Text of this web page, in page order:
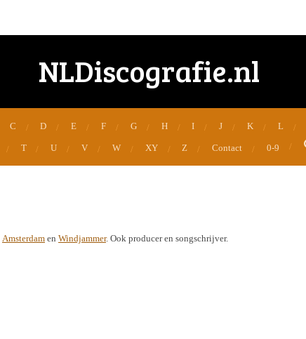
NLDiscografie.nl
C D E F G H I J K L
T U V W XY Z Contact 0-9
Amsterdam en Windjammer. Ook producer en songschrijver.